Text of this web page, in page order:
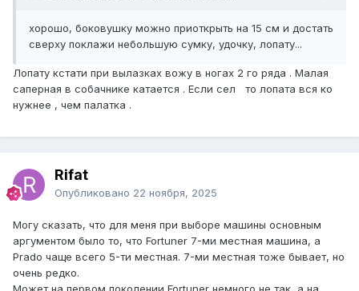
хорошо, боковушку можно приоткрыть на 15 см и достать
сверху поклажи небольшую сумку, удочку, лопату...
Лопату кстати при вылазках вожу в ногах 2 го ряда . Малая
саперная в собачнике катается . Если сел то лопата вся ко
нужнее , чем палатка .
Rifat
Опубликовано 22 ноября, 2025
Могу сказать, что для меня при выборе машины основным
аргументом было то, что Fortuner 7-ми местная машина, а
Prado чаще всего 5-ти местная. 7-ми местная тоже бывает, но
очень редко.